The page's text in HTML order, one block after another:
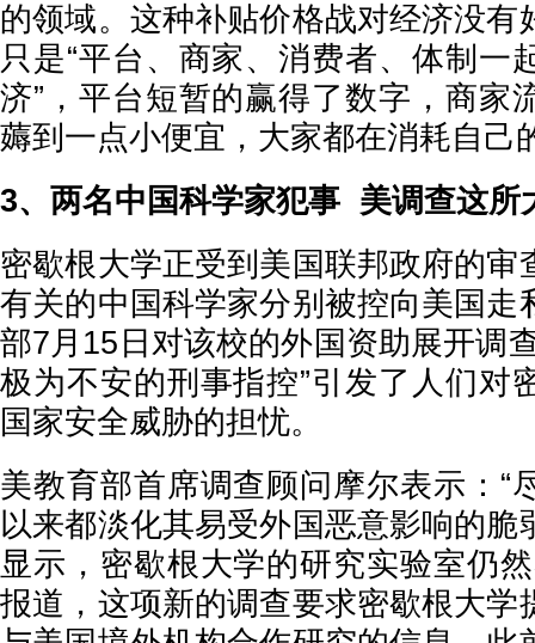
的领域。这种补贴价格战对经济没有
只是“平台、商家、消费者、体制一
济”，平台短暂的赢得了数字，商家
薅到一点小便宜，大家都在消耗自己
3、两名中国科学家犯事 美调查这所
密歇根大学正受到美国联邦政府的审
有关的中国科学家分别被控向美国走
部7月15日对该校的外国资助展开调
极为不安的刑事指控”引发了人们对
国家安全威胁的担忧。
美教育部首席调查顾问摩尔表示：“
以来都淡化其易受外国恶意影响的脆
显示，密歇根大学的研究实验室仍
报道，这项新的调查要求密歇根大学